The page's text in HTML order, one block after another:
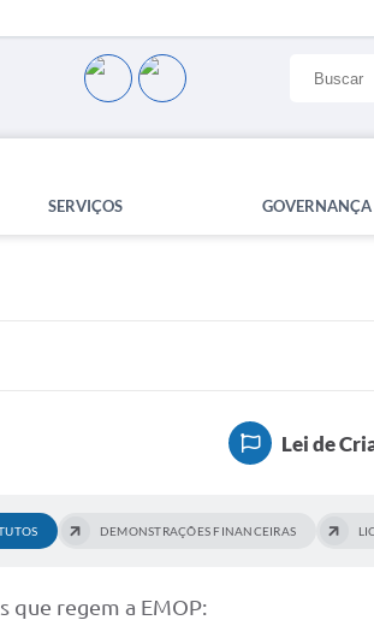
SERVIÇOS
Lei de
DEMONSTRAÇÕES FINANCEIRAS
que regem a EMOP: